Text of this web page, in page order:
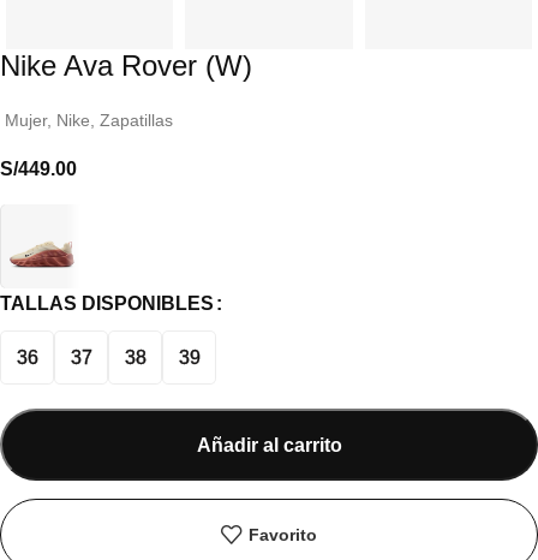
Nike Ava Rover (W)
Mujer, Nike Zapatillas
S/449.00
TALLAS DISPONIBLES
36 37 38 39
Añadir al carrito
Favorito